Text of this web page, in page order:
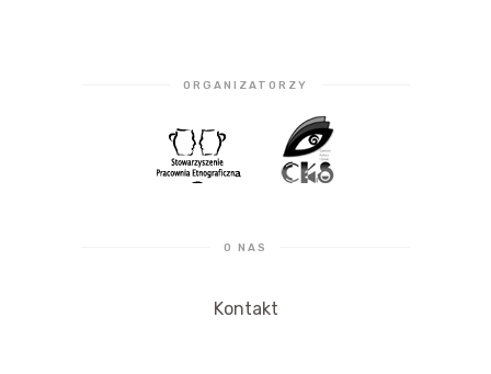
ORGANIZATORZY
O NAS
Kontakt